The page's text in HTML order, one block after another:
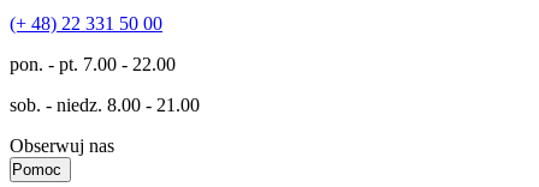
(+ 48) 22 331 50 00
pon. - pt. 7.00 - 22.00
sob. - niedz. 8.00 - 21.00
Obserwuj nas
Pomoc